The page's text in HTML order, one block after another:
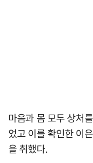
마음과 몸 모두 상처
었고 이를 확인한 이
을 취했다.